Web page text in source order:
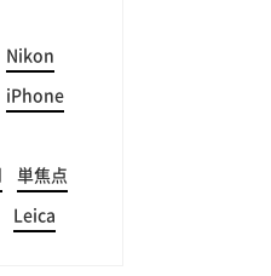
Nikon
iPhone
単焦点
Leica